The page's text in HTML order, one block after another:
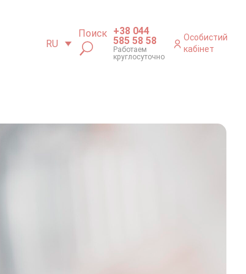
RU
Поиск +38 044
585 58 58
Работаем
круглосуточно
Особистий
кабінет